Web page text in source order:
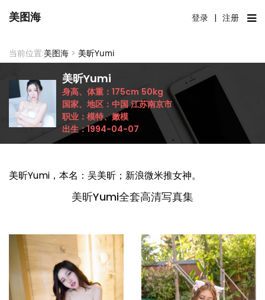
美图海 登录 | 注册
当前位置:美图海 > 美昕Yumi
美昕Yumi
身高、体重： 175cm 50kg
国家、地区： 中国 江苏南京市
职业： 模特、嫩模
出生：1994-04-07
美昕Yumi，本名：吴美昕；新浪微米推女神。
美昕Yumi全套高清写真集